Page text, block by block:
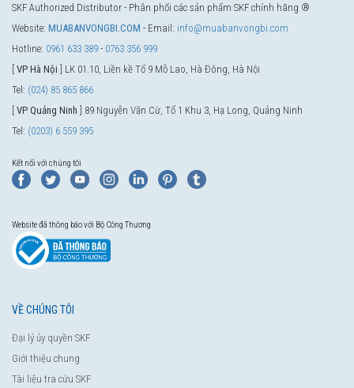
SKF Authorized Distributor - Phân phối các sản phẩm SKF chính hãng ®
Website: MUABANVONGBI.COM - Email: info@muabanvongbi.com
Hotline: 0961 633 389 - 0763 356 999
VP Hà Nội ] LK 01.10, Liền kề Tổ 9 Mỗ Lao, Hà Đông, Hà Nội
Tel: (024) 85 865 866
VP Quảng Ninh ] 89 Nguyễn Văn Cừ, Tổ 1 Khu 3, Hạ Long, Quảng Ninh
Tel: (0203) 6 559 395
Kết nối với chúng tôi
Website đã thông báo với Bộ Công Thương
VỀ CHÚNG TÔI
Đại lý ủy quyền SKF
Giới thiệu chung
Tài liệu tra cứu SKF